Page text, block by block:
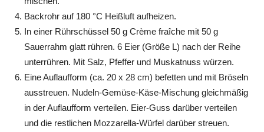
Backrohr auf 180 °C Heißluft aufheizen.
In einer Rührschüssel 50 g Crème fraîche mit 50 g
Sauerrahm glatt rühren. 6 Eier (Größe L) nach der Reihe
unterrühren. Mit Salz, Pfeffer und Muskatnuss würzen.
Eine Auflaufform (ca. 20 x 28 cm) befetten und mit Bröseln
ausstreuen. Nudeln-Gemüse-Käse-Mischung gleichmäßig
in der Auflaufform verteilen. Eier-Guss darüber verteilen
und die restlichen Mozzarella-Würfel darüber streuen.